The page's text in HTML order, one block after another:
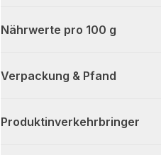
Nährwerte pro 100 g
Verpackung & Pfand
Produktinverkehrbringer